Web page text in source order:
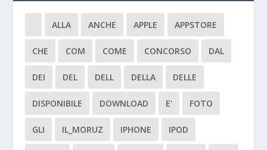
ALLA ANCHE APPLE APPSTORE
CHE COM COME CONCORSO DAL
DEI DEL DELL DELLA DELLE
DISPONIBILE DOWNLOAD E' FOTO
GLI IL_MORUZ IPHONE IPOD